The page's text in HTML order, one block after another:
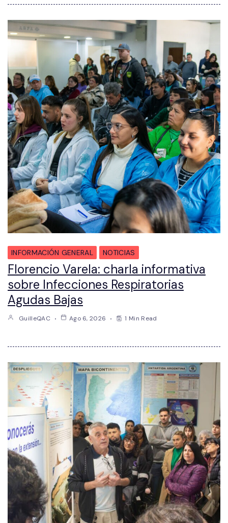
INFORMACIÓN GENERAL NOTICIAS
Florencio Varela: charla informativa
sobre Infecciones Respiratorias
Agudas Bajas
GuilleQAC Ago 6, 2026 1 Min Read